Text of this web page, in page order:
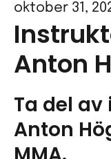
oktober 31,
Anton
Ta del
Anton